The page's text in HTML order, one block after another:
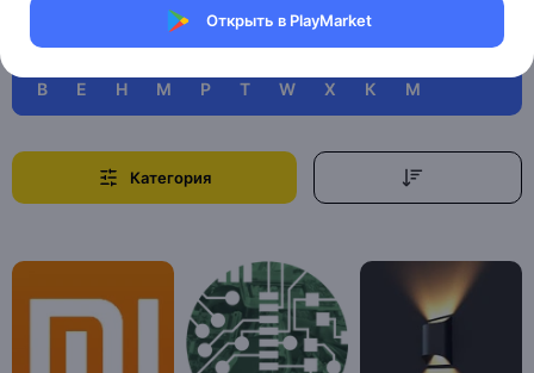
Открыть в PlayMarket
B E H M P T W X К М
Категория